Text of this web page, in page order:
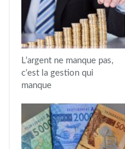
L’argent ne manque pas,
c’est la gestion qui
manque